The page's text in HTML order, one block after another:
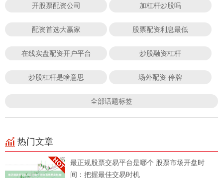
开股票配资公司 加杠杆炒股吗
配资首选大赢家 股票配资利息最低
在线实盘配资开户平台 炒股融资杠杆
炒股杠杆是啥意思 场外配资 停牌
全部话题标签
热门文章
最正规股票交易平台是哪个 股票市场开盘时
间：把握最佳交易时机